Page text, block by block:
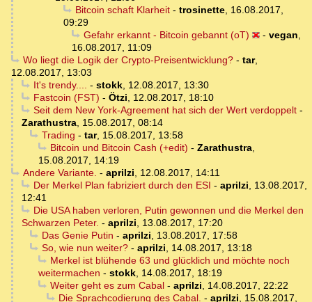
Bitcoin schaft Klarheit- trosinette, 16.08.2017,
09:29
Gefahr erkannt - Bitcoin gebannt (oT)
- vegan,
16.08.2017, 11:09
Wo liegt die Logik der Crypto-Preisentwicklung?- tar,
12.08.2017, 13:03
It's trendy.... - stokk, 12.08.2017, 13:30
Fastcoin (FST) - Ötzi, 12.08.2017, 18:10
Seit dem New York-Agreement hat sich der Wert verdoppelt-
Zarathustra, 15.08.2017, 08:14
Trading - tar, 15.08.2017, 13:58
Bitcoin und Bitcoin Cash (+edit) - Zarathustra,
15.08.2017, 14:19
Andere Variante. - aprilzi, 12.08.2017, 14:11
Der Merkel Plan fabriziert durch den ESI - aprilzi, 13.08.2017,
12:41
Die USA haben verloren, Putin gewonnen und die Merkel den
Schwarzen Peter. - aprilzi, 13.08.2017, 17:20
Das Genie Putin - aprilzi, 13.08.2017, 17:58
So, wie nun weiter?- aprilzi, 14.08.2017, 13:18
Merkel ist blühende 63 und glücklich und möchte noch
weitermachen - stokk, 14.08.2017, 18:19
Weiter geht es zum Cabal- aprilzi, 14.08.2017, 22:22
Die Sprachcodierung des Cabal. - aprilzi, 15.08.2017,